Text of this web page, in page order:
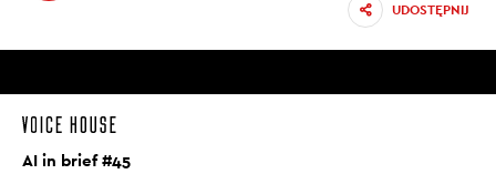
UDOSTĘPNIJ
AI in brief #45